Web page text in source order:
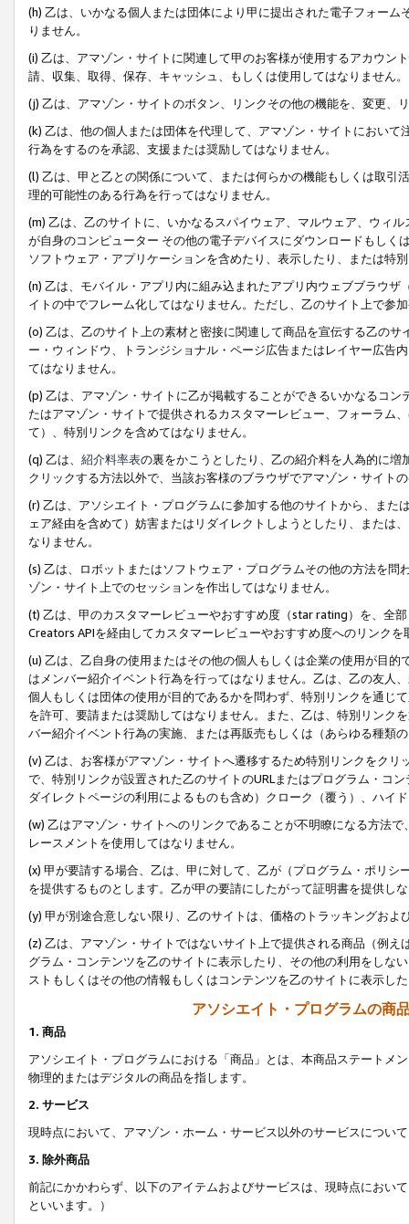
(h) 乙は、いかなる個人または団体により甲に提出された電子フォー
りません。
(i) 乙は、アマゾン・サイトに関連して甲のお客様が使用するアカウン
請、収集、取得、保存、キャッシュ、もしくは使用してはなりません。
(j) 乙は、アマゾン・サイトのボタン、リンクその他の機能を、変更、
(k) 乙は、他の個人または団体を代理して、アマゾン・サイトにおい
行為をするのを承認、支援または奨励してはなりません。
(l) 乙は、甲と乙との関係について、または何らかの機能もしくは取
理的可能性のある行為を行ってはなりません。
(m) 乙は、乙のサイトに、いかなるスパイウェア、マルウェア、ウィ
が自身のコンピューター その他の電子デバイスにダウンロードもし
ソフトウェア・アプリケーションを含めたり、表示したり、または特
(n) 乙は、モバイル・アプリ内に組み込まれたアプリ内ウェブブラウ
イトの中でフレーム化してはなりません。ただし、乙のサイト上で参
(o) 乙は、乙のサイト上の素材と密接に関連して商品を宣伝する乙の
ー・ウィンドウ、トランジショナル・ページ広告またはレイヤー広告
てはなりません。
(p) 乙は、アマゾン・サイトに乙が掲載することができるいかなるコ
たはアマゾン・サイトで提供されるカスタマーレビュー、フォーラム
て）、特別リンクを含めてはなりません。
(q) 乙は、 紹介料率表の裏をかこうとしたり、乙の紹介料を人為的に
クリックする方法以外で、当該お客様のブラウザでアマゾン・サイト
(r) 乙は、アソシエイト・プログラムに参加する他のサイトから、ま
ェア経由を含めて）妨害またはリダイレクトしようとしたり、または
なりません。
(s) 乙は、ロボットまたはソフトウェア・プログラムその他の方法を
ゾン・サイト上でのセッションを作出してはなりません。
(t) 乙は、甲のカスタマーレビューやおすすめ度（star rating）を、全
Creators APIを経由してカスタマーレビューやおすすめ度へのリンクを
(u) 乙は、乙自身の使用またはその他の個人もしくは企業の使用が目
はメンバー紹介イベント行為を行ってはなりません。乙は、乙の友人
個人もしくは団体の使用が目的であるかを問わず、特別リンクを通じ
を許可、要請または奨励してはなりません。また、乙は、特別リンク
バー紹介イベント行為の実施、または再販売もしくは（あらゆる種類
(v) 乙は、お客様がアマゾン・サイトへ遷移するため特別リンクをク
で、特別リンクが設置された乙のサイトのURLまたはプログラム・コ
ダイレクトページの利用によるものも含め）クローク（覆う）、ハイ
(w) 乙はアマゾン・サイトへのリンクであることが不明瞭になる方法
レースメントを使用してはなりません。
(x) 甲が要請する場合、乙は、甲に対して、乙が（プログラム・ポリ
を提供するものとします。乙が甲の要請にしたがって証明書を提供し
(y) 甲が別途合意しない限り、乙のサイトは、価格のトラッキングお
(z) 乙は、アマゾン・サイトではないサイト上で提供される商品（例
グラム・コンテンツを乙のサイトに表示したり、その他の利用をしな
ストもしくはその他の情報もしくはコンテンツを乙のサイトに表示し
アソシエイト・プログラムの商
1. 商品
アソシエイト・プログラムにおける「商品」とは、本商品ステートメ
物理的またはデジタルの商品を指します。
2. サービス
現時点において、アマゾン・ホーム・サービス以外のサービスについ
3. 除外商品
前記にかかわらず、以下のアイテムおよびサービスは、現時点におい
といいます。）